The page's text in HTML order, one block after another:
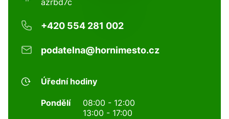
azrbd7c
+420 554 281 002
podatelna@hornimesto.cz
Úřední hodiny
Pondělí
08:00 - 12:00
13:00 - 17:00